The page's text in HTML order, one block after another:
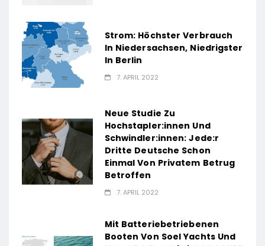
Strom: Höchster Verbrauch
In Niedersachsen, Niedrigster
In Berlin
7. APRIL 2022
Neue Studie Zu
Hochstapler:innen Und
Schwindler:innen: Jede:r
Dritte Deutsche Schon
Einmal Von Privatem Betrug
Betroffen
7. APRIL 2022
Mit Batteriebetriebenen
Booten Von Soel Yachts Und